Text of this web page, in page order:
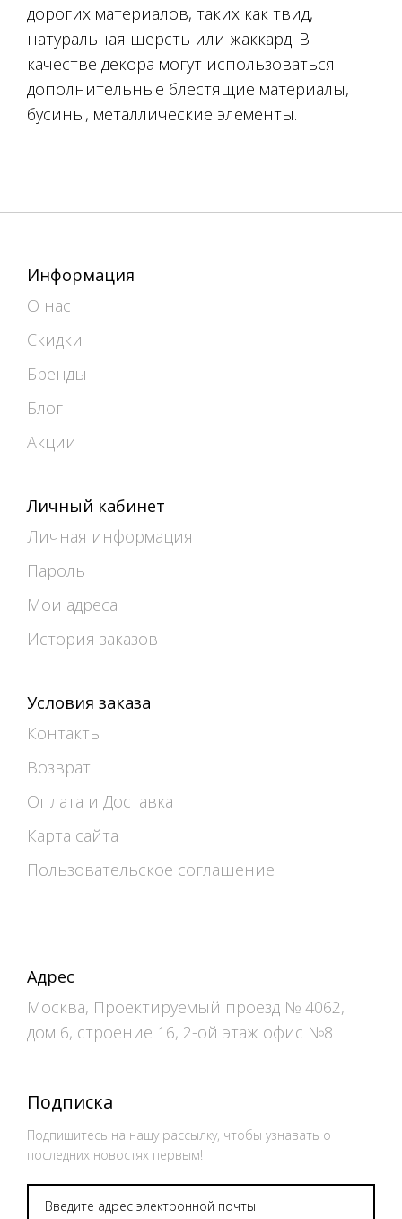
дорогих материалов, таких как твид,
натуральная шерсть или жаккард. В
качестве декора могут использоваться
дополнительные блестящие материалы,
бусины, металлические элементы.
Информация
О нас
Скидки
Бренды
Блог
Акции
Личный кабинет
Личная информация
Пароль
Мои адреса
История заказов
Условия заказа
Контакты
Возврат
Оплата и Доставка
Карта сайта
Пользовательское соглашение
Адрес
Москва, Проектируемый проезд № 4062,
дом 6, строение 16, 2-ой этаж офис №8
Подписка
Подпишитесь на нашу рассылку, чтобы узнавать о
последних новостях первым!